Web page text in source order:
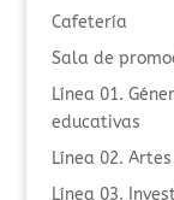
Cafetería
Sala de
Línea 01.
educativas
Línea 02.
Línea 03.